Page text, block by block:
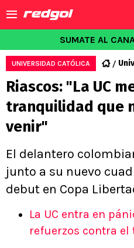
SUMATE AL
UNIVERSIDAD CATÓLICA
Riascos: "La UC
tranquilidad que
venir"
El delantero
junto a su nuevo
debut en Copa
La UC entra en
refuerzos contra el